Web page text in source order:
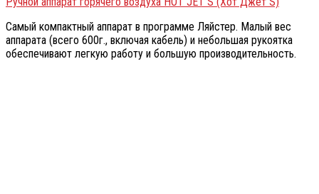
Самый компактный аппарат в программе Ляйстер. Малый вес
аппарата (всего 600г., включая кабель) и небольшая рукоятка
обеспечивают легкую работу и большую производительность.